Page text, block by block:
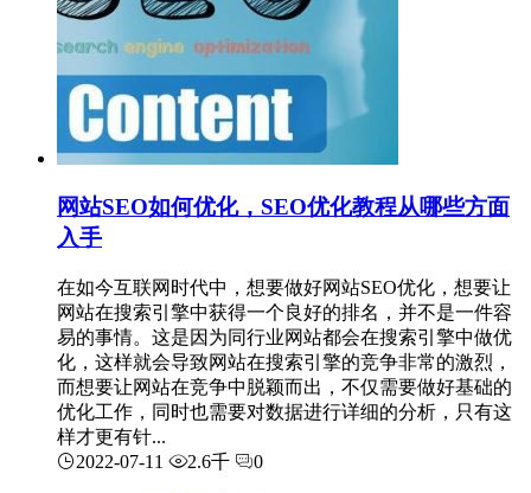
网站SEO如何优化，SEO优化教程从哪些方面
入手
在如今互联网时代中，想要做好网站SEO优化，想要让
网站在搜索引擎中获得一个良好的排名，并不是一件容
易的事情。这是因为同行业网站都会在搜索引擎中做优
化，这样就会导致网站在搜索引擎的竞争非常的激烈，
而想要让网站在竞争中脱颖而出，不仅需要做好基础的
优化工作，同时也需要对数据进行详细的分析，只有这
样才更有针...
2022-07-11
2.6千 0